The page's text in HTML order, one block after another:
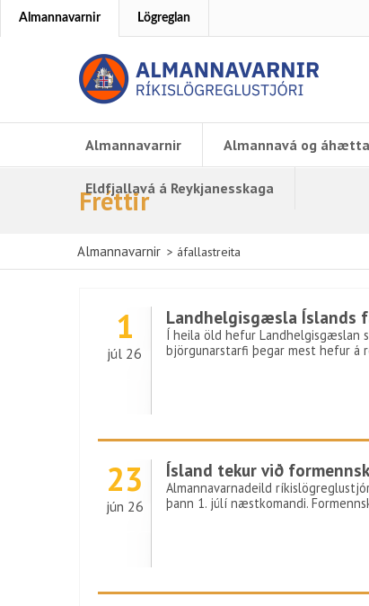
Almannavarnir Lögreglan
Almannavarnir Almannavá og áhætta
Eldfjallavá á Reykjanesskaga
Fréttir
Almannavarnir > áfallastreita
1
júl 26
Landhelgisgæsla Íslands
Í heila öld hefur Landhelgisgæslan
björgunarstarfi þegar mest hefur á
23
jún 26
Ísland tekur við
Almannavarnadeild
þann 1. júlí næstkomandi.